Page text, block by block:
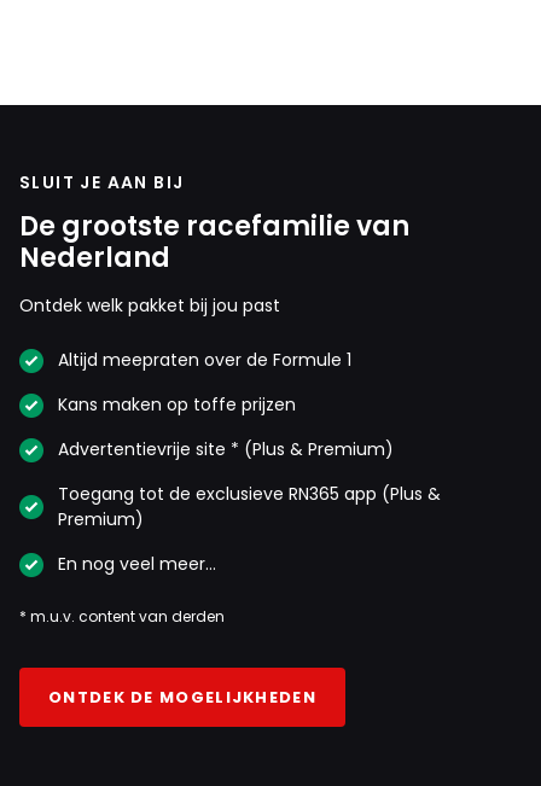
SLUIT JE AAN BIJ
De grootste racefamilie van
Nederland
Ontdek welk pakket bij jou past
Altijd meepraten over de Formule 1
Kans maken op toffe prijzen
Advertentievrije site * (Plus & Premium)
Toegang tot de exclusieve RN365 app (Plus &
Premium)
En nog veel meer…
* m.u.v. content van derden
ONTDEK DE MOGELIJKHEDEN